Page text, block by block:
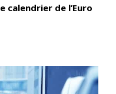
calendrier de l’Euro